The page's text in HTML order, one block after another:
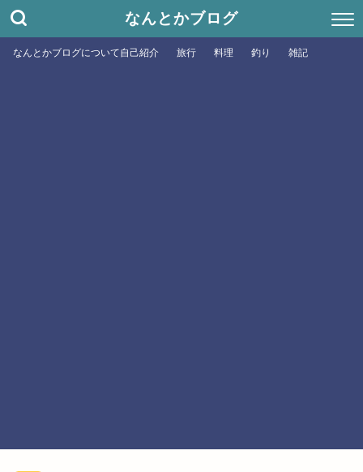
なんとかブログ
なんとかブログについて自己紹介 旅行 料理 釣り 雑記